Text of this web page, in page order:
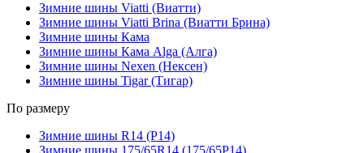
Зимние шины Viatti (Виатти)
Зимние шины Viatti Brina (Виатти Брина)
Зимние шины Кама
Зимние шины Кама Alga (Алга)
Зимние шины Nexen (Нексен)
Зимние шины Tigar (Тигар)
По размеру
Зимние шины R14 (Р14)
Зимние шины 175/65R14 (175/65Р14)